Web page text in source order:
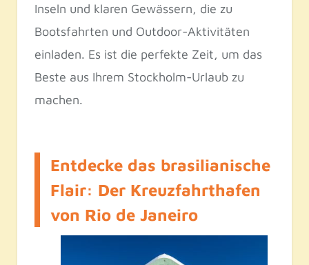
Inseln und klaren Gewässern, die zu
Bootsfahrten und Outdoor-Aktivitäten
einladen. Es ist die perfekte Zeit, um das
Beste aus Ihrem Stockholm-Urlaub zu
machen.
Entdecke das brasilianische
Flair: Der Kreuzfahrthafen
von Rio de Janeiro